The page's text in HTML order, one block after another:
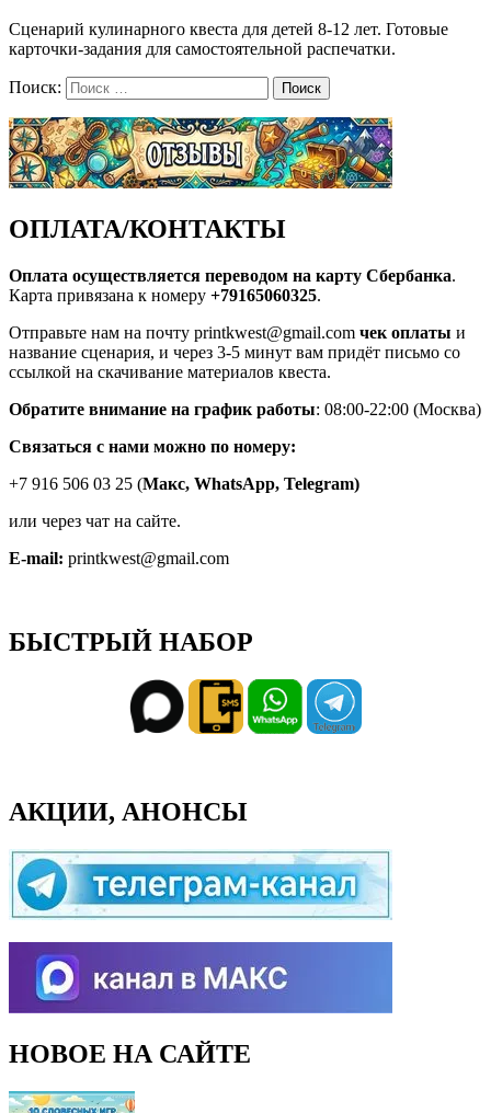
Сценарий кулинарного квеста для детей 8-12 лет. Готовые
карточки-задания для самостоятельной распечатки.
Поиск: Поиск
ОПЛАТА/КОНТАКТЫ
Оплата осуществляется переводом на карту Сбербанка.
Карта привязана к номеру +79165060325.
Отправьте нам на почту printkwest@gmail.com чек оплаты и
название сценария, и через 3-5 минут вам придёт письмо со
ссылкой на скачивание материалов квеста.
Обратите внимание на график работы: 08:00-22:00 (Москва)
Связаться с нами можно по номеру:
+7 916 506 03 25 (Макс, WhatsApp, Telegram)
или через чат на сайте.
E-mail: printkwest@gmail.com
БЫСТРЫЙ НАБОР
АКЦИИ, АНОНСЫ
НОВОЕ НА САЙТЕ